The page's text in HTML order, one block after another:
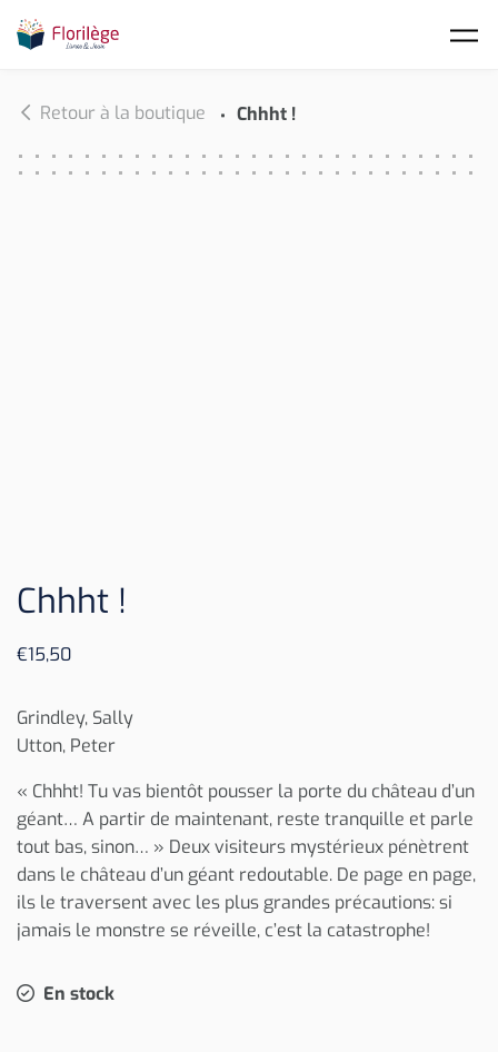
Retour à la boutique Chhht !
Chhht !
€15,50
Grindley, Sally
Utton, Peter
« Chhht! Tu vas bientôt pousser la porte du château d’un
géant… A partir de maintenant, reste tranquille et parle
tout bas, sinon… » Deux visiteurs mystérieux pénètrent
dans le château d’un géant redoutable. De page en page,
ils le traversent avec les plus grandes précautions: si
jamais le monstre se réveille, c’est la catastrophe!
En stock